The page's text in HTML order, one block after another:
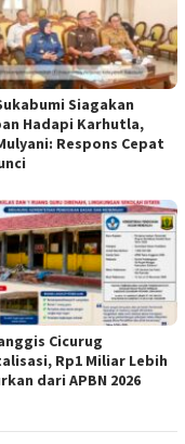
Siagakan
Hadapi Karhutla,
Respons Cepat
Cicurug
Rp1 Miliar Lebih
dari APBN 2026